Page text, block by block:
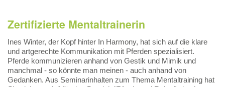
Zertifizierte Mentaltrainerin
Ines Winter, der Kopf hinter In Harmony, hat sich auf die klare
und artgerechte Kommunikation mit Pferden spezialisiert.
Pferde kommunizieren anhand von Gestik und Mimik und
manchmal - so könnte man meinen - auch anhand von
Gedanken. Aus Seminarinhalten zum Thema Mentaltraining hat